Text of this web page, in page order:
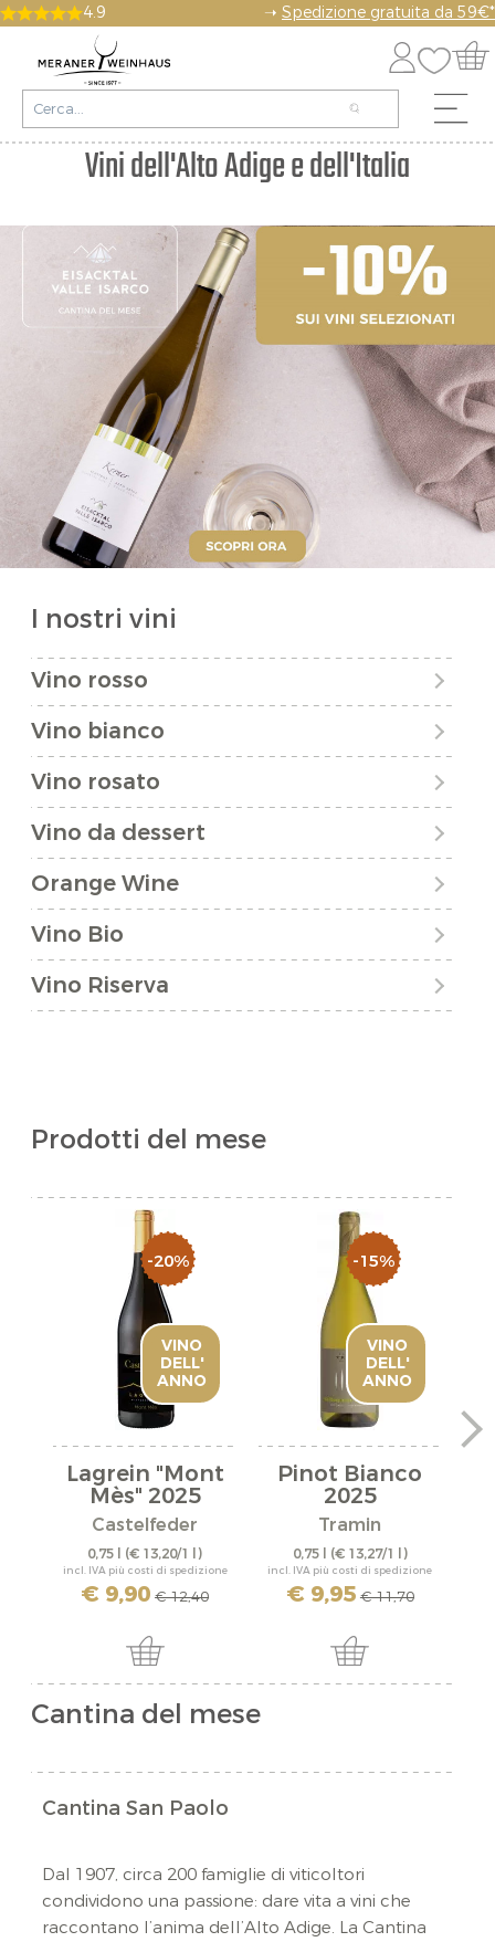
4.9 ➝ Spedizione gratuita da 59€*
Prodotti del mese
-20%
VINO
DELL'
ANNO
Lagrein "Mont
Mès" 2025
Castelfeder
0,75 l (€ 13,20/1 l)
incl. IVA più costi di spedizione
€ 9,90 € 12,40
-15%
VINO
DELL'
ANNO
Pinot Bianco
2025
Tramin
0,75 l (€ 13,27/1 l)
incl. IVA più costi di spedizione
€ 9,95 € 11,70
Cantina del mese
Cantina San Paolo
Dal 1907, circa 200 famiglie di viticoltori
condividono una passione: dare vita a vini che
raccontano l’anima dell’Alto Adige. La Cantina
Vini dell'Alto Adige e dell'Italia
I nostri vini
Vino rosso
Vino bianco
Vino rosato
Vino da dessert
Orange Wine
Vino Bio
Vino Riserva